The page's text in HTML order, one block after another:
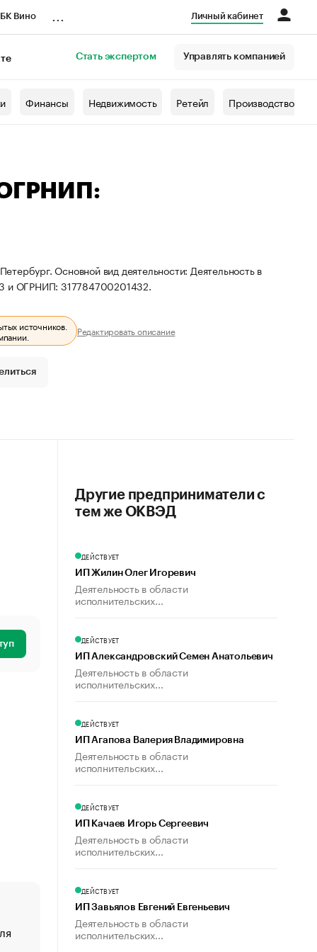
Вино Личный кабинет
Стать экспертом Управлять компанией
Финансы Недвижимость Ретейл Производство
ОГРНИП:
Основной вид деятельности: Деятельность в
и ОГРНИП: 317784700201432.
источников. Редактировать описание
«От спорта тело стареет иначе». Как живет глава
создавшей GTA
Другие предприниматели с
тем же ОКВЭД
ДЕЙСТВУЕТ
ИП Жилин Олег Игоревич
Деятельность в области
исполнительских...
ДЕЙСТВУЕТ
ИП Александровский Семен Анатольевич
Деятельность в области
исполнительских...
ДЕЙСТВУЕТ
ИП Агапова Валерия Владимировна
Деятельность в области
исполнительских...
ДЕЙСТВУЕТ
ИП Качаев Игорь Сергеевич
Деятельность в области
исполнительских...
ДЕЙСТВУЕТ
ИП Завьялов Евгений Евгеньевич
Деятельность в области
исполнительских...